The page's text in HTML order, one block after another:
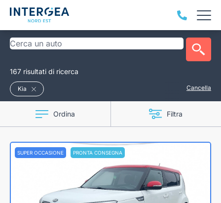
167 risultati di ricerca
Kia Cancella
Ordina Filtra
SUPER OCCASIONE PRONTA CONSEGNA